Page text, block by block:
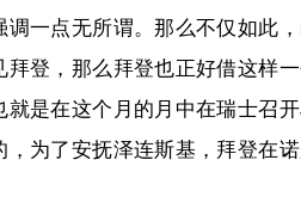
一点无所谓。那么不仅如此
登，那么拜登也正好借这样
是在这个月的月中在瑞士召
为了安抚泽连斯基，拜登在